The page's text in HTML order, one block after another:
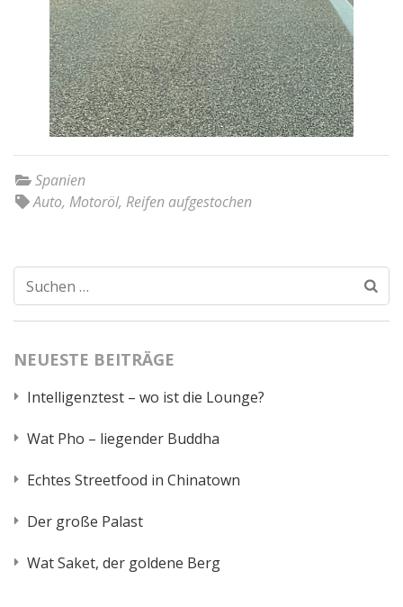
Spanien
Auto, Motoröl, Reifen aufgestochen
Suchen
nach:
NEUESTE BEITRÄGE
Intelligenztest – wo ist die Lounge?
Wat Pho – liegender Buddha
Echtes Streetfood in Chinatown
Der große Palast
Wat Saket, der goldene Berg